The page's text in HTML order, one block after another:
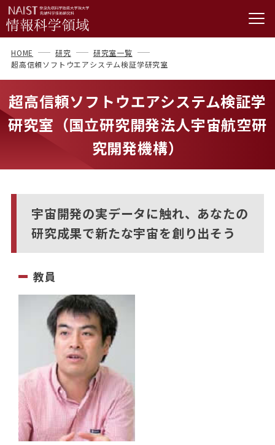
HOME 研究
研究室一覧
超高信頼ソフトウエアシステム検証学研究室
超高信頼ソフトウエアシステム検証学
研究室（国立研究開発法人宇宙航空研
究開発機構）
宇宙開発の実データに触れ、あなたの
研究成果で新たな宇宙を創り出そう
教員